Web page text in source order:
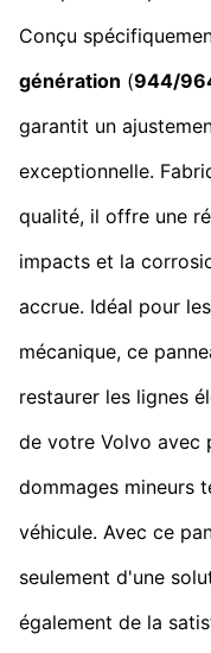
Conçu
génération (944/
garantit un
exceptionnelle.
qualité, il offre une
impacts et la
accrue. Idéal pour
mécanique, ce
restaurer les lignes
de votre Volvo avec
dommages mineurs
véhicule. Avec ce
seulement d'une
également de la